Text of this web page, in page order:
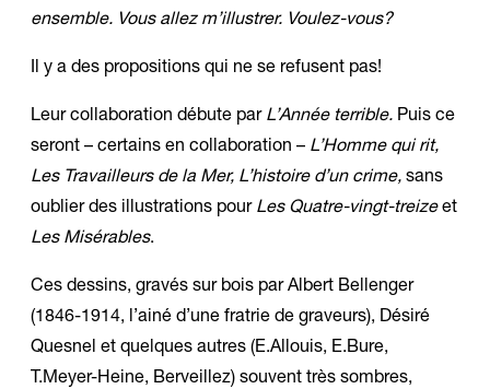
ensemble. Vous allez m’illustrer. Voulez-vous?
Il y a des propositions qui ne se refusent pas!
Leur collaboration débute par L’Année terrible. Puis ce
seront – certains en collaboration – L’Homme qui rit,
Les Travailleurs de la Mer, L’histoire d’un crime,sans
oublier des illustrations pour Les Quatre-vingt-treizeet
Les Misérables.
Ces dessins, gravés sur bois par Albert Bellenger
(1846-1914, l’ainé d’une fratrie de graveurs), Désiré
Quesnel et quelques autres (E.Allouis, E.Bure,
T.Meyer-Heine, Berveillez) souvent très sombres,